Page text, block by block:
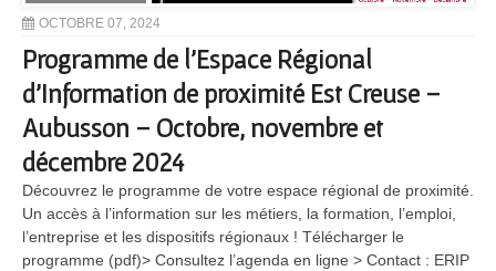
OCTOBRE 07, 2024
Programme de l’Espace Régional
d’Information de proximité Est Creuse –
Aubusson – Octobre, novembre et
décembre 2024
Découvrez le programme de votre espace régional de proximité.
Un accès à l’information sur les métiers, la formation, l’emploi,
l’entreprise et les dispositifs régionaux ! Télécharger le
programme (pdf)> Consultez l’agenda en ligne > Contact : ERIP